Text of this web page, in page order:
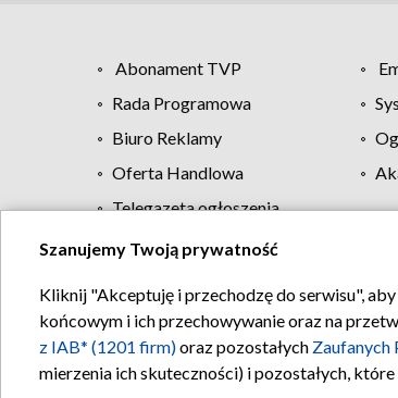
Abonament TVP
Rada Programowa
Biuro Reklamy
Oferta Handlowa
Telegazeta ogłoszenia
Szanujemy Twoją prywatność
Kliknij "Akceptuję i przechodzę do serwisu",
końcowym i ich przechowywanie oraz na
z IAB* (1201 firm)oraz pozostałych Zaufanych
mierzenia ich skuteczności) i pozostałych,